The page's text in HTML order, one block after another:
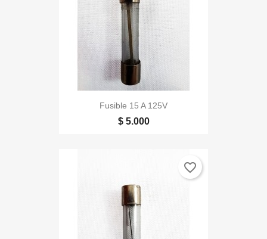
Fusible 15 A 125V
$ 5.000
favorite_border